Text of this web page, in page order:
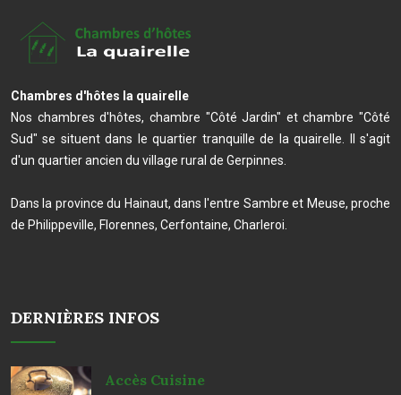
Chambres d'hôtes la quairelle
Nos chambres d'hôtes, chambre "Côté Jardin" et chambre "Côté
Sud" se situent dans le quartier tranquille de la quairelle. Il s'agit
d'un quartier ancien du village rural de Gerpinnes.
Dans la province du Hainaut, dans l'entre Sambre et Meuse, proche
de Philippeville, Florennes, Cerfontaine, Charleroi.
DERNIÈRES INFOS
Accès Cuisine